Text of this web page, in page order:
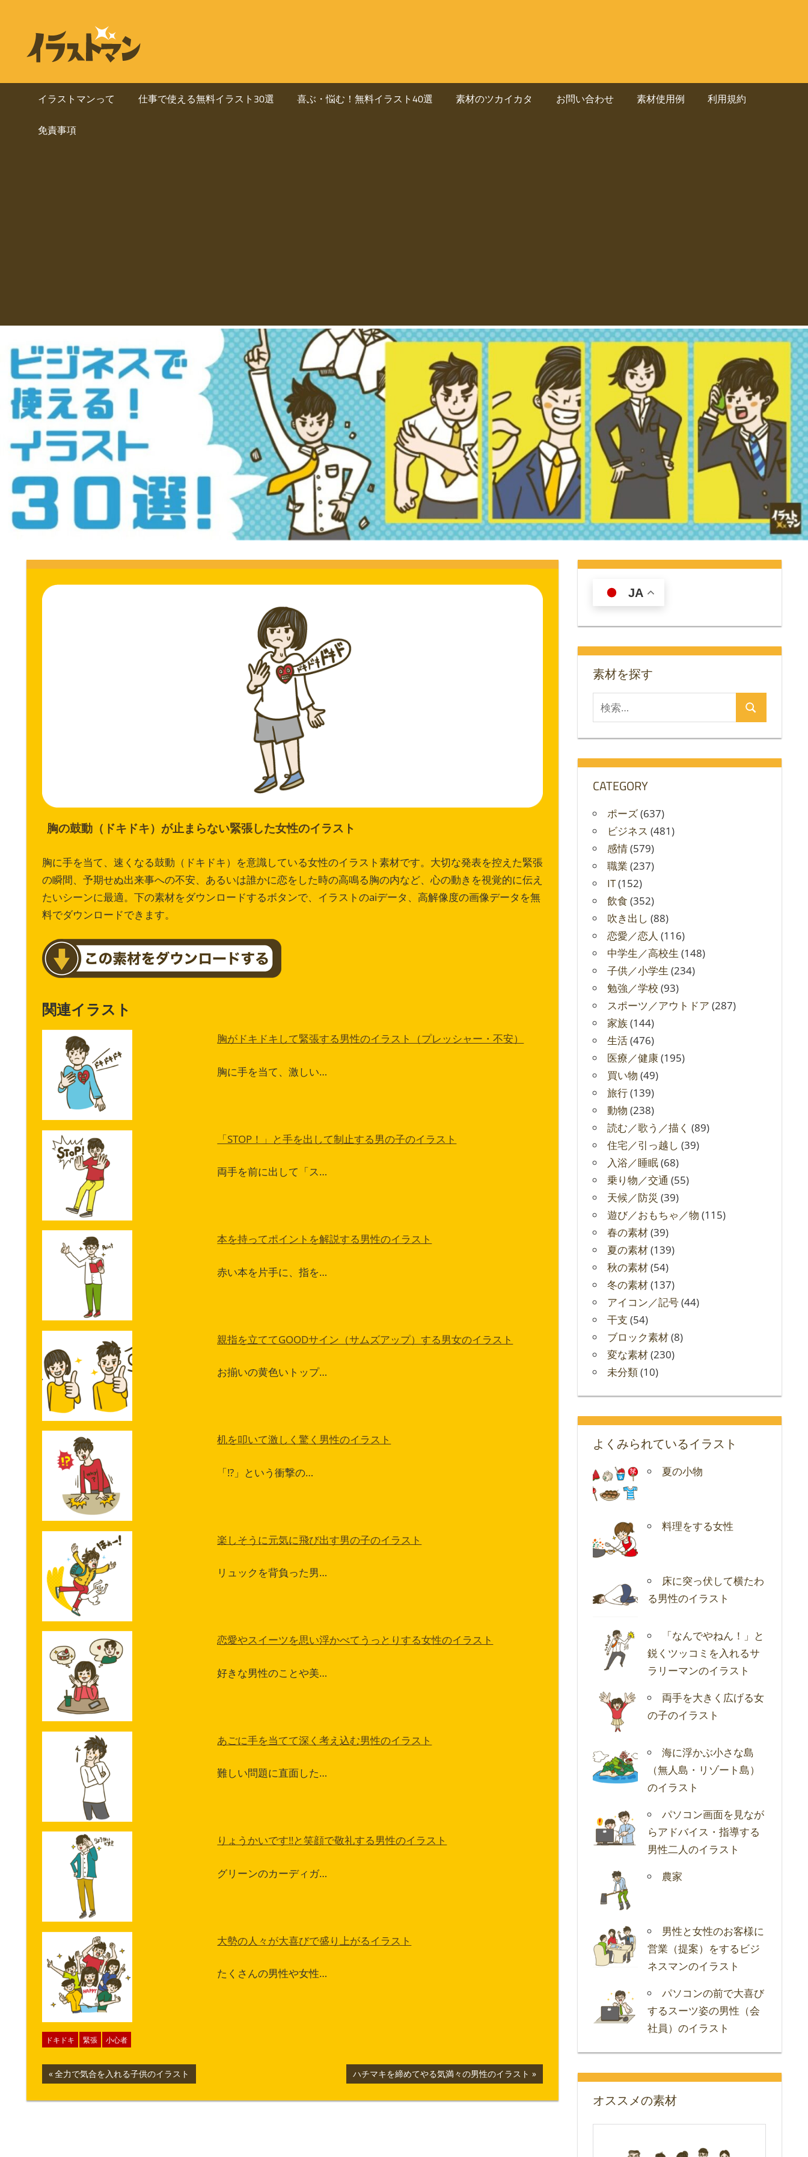
ネ
物
ト
専
サ
ラ
ス
を
ウ
ン
ロ
ー
ド
で
き
人
物
ラ
ト
イラストマンって 仕事で使える無料イラスト30選 喜ぶ・悩む！無料イラスト40選 素材のツカイカタ お問い合わせ 素材使用例 利用規約
免責事項
胸の鼓動（ドキドキ）が止まらない緊張した女性のイラスト
胸に手を当て、速くなる鼓動（ドキドキ）を意識している女性のイラスト素材です。大切な発表を控えた緊張
の瞬間、予期せぬ出来事への不安、あるいは誰かに恋をした時の高鳴る胸の内など、心の動きを視覚的に伝え
たいシーンに最適。下の素材をダウンロードするボタンで、イラストのaiデータ、高解像度の画像データを無
料でダウンロードできます。
関連イラスト
胸がドキドキして緊張する男性のイラスト（プレッシャー・不安）
胸に手を当て、激しい…
「STOP！」と手を出して制止する男の子のイラスト
両手を前に出して「ス…
本を持ってポイントを解説する男性のイラスト
赤い本を片手に、指を…
親指を立ててGOODサイン（サムズアップ）する男女のイラスト
お揃いの黄色いトップ…
机を叩いて激しく驚く男性のイラスト
「!?」という衝撃の…
楽しそうに元気に飛び出す男の子のイラスト
リュックを背負った男…
恋愛やスイーツを思い浮かべてうっとりする女性のイラスト
好きな男性のことや美…
あごに手を当てて深く考え込む男性のイラスト
難しい問題に直面した…
りょうかいです!!と笑顔で敬礼する男性のイラスト
グリーンのカーディガ…
大勢の人々が大喜びで盛り上がるイラスト
たくさんの男性や女性…
ドキドキ 緊張 小心者
投
稿
前
の
記
全力で気合を入れる子供のイラスト
次
の
記
ハチマキを締めてやる気満々の男性のイラスト
JA
素材を探す
検
索
対
検
CATEGORY
ポーズ(637)
ビジネス (481)
感情(579)
職業 (237)
IT(152)
飲食 (352)
吹き出し (88)
恋愛／恋人 (116)
中学生／高校生 (148)
子供／小学生 (234)
勉強／学校 (93)
スポーツ／アウトドア (287)
家族(144)
生活(476)
医療／健康(195)
買い物 (49)
旅行(139)
動物 (238)
読む／歌う／描く (89)
住宅／引っ越し (39)
入浴／睡眠(68)
乗り物／交通 (55)
天候／防災 (39)
遊び／おもちゃ／物 (115)
春の素材(39)
夏の素材(139)
秋の素材(54)
冬の素材(137)
アイコン／記号(44)
干支 (54)
ブロック素材(8)
変な素材(230)
未分類(10)
よくみられているイラスト
夏の小物
料理をする女性
床に突っ伏して横たわ
る男性のイラスト
「なんでやねん！」と
鋭くツッコミを入れるサ
ラリーマンのイラスト
両手を大きく広げる女
の子のイラスト
海に浮かぶ小さな島
（無人島・リゾート島）
のイラスト
パソコン画面を見なが
らアドバイス・指導する
男性二人のイラスト
農家
男性と女性のお客様に
営業（提案）をするビジ
ネスマンのイラスト
パソコンの前で大喜び
するスーツ姿の男性（会
社員）のイラスト
オススメの素材